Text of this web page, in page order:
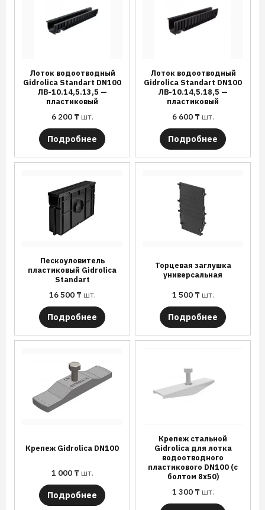
Лоток водоотводный
Gidrolica Standart DN100
ЛВ-10.14,5.13,5 —
пластиковый
6 200 ₸шт.
Подробнее
Лоток водоотводный
Gidrolica Standart DN100
ЛВ-10.14,5.18,5 —
пластиковый
6 600 ₸шт.
Подробнее
Пескоуловитель
пластиковый Gidrolica
Standart
16 500 ₸шт.
Подробнее
Торцевая заглушка
универсальная
1 500 ₸шт.
Подробнее
Крепеж Gidrolica DN100
1 000 ₸шт.
Подробнее
Крепеж стальной
Gidrolica для лотка
водоотводного
пластикового DN100 (с
болтом 8х50)
1 300 ₸шт.